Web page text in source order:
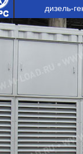
дизель-